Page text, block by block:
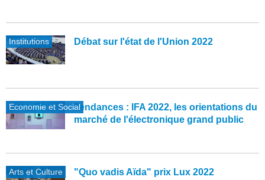
Institutions Débat sur l'état de l'Union 2022
Economie et SocialTendances : IFA 2022, les orientations du
marché de l'électronique grand public
Arts et Culture "Quo vadis Aïda" prix Lux 2022